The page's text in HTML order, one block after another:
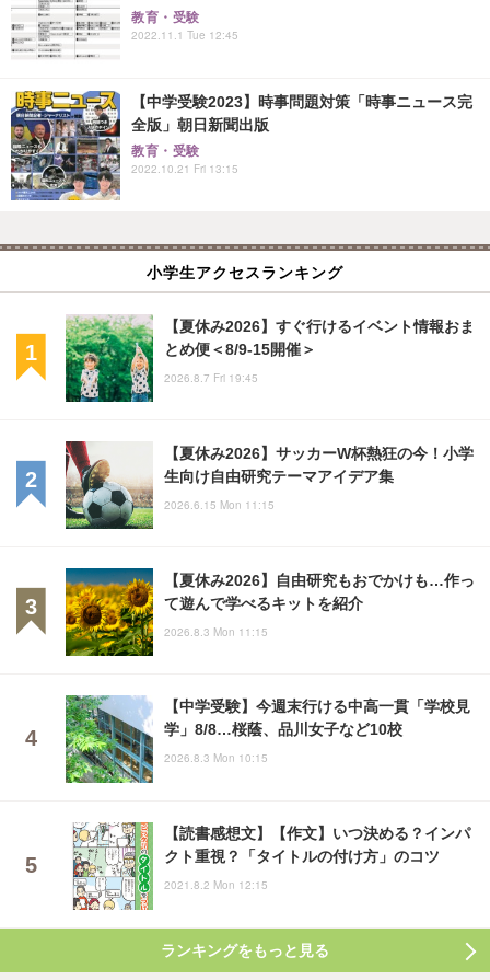
教育・受験
2022.11.1 Tue 12:45
【中学受験2023】時事問題対策「時事ニュース完
全版」朝日新聞出版
教育・受験
2022.10.21 Fri 13:15
小学生アクセスランキング
【夏休み2026】すぐ行けるイベント情報おま
とめ便＜8/9-15開催＞
2026.8.7 Fri 19:45
【夏休み2026】サッカーW杯熱狂の今！小学
生向け自由研究テーマアイデア集
2026.6.15 Mon 11:15
【夏休み2026】自由研究もおでかけも…作っ
て遊んで学べるキットを紹介
2026.8.3 Mon 11:15
【中学受験】今週末行ける中高一貫「学校見
学」8/8…桜蔭、品川女子など10校
2026.8.3 Mon 10:15
【読書感想文】【作文】いつ決める？インパ
クト重視？「タイトルの付け方」のコツ
2021.8.2 Mon 12:15
ランキングをもっと見る